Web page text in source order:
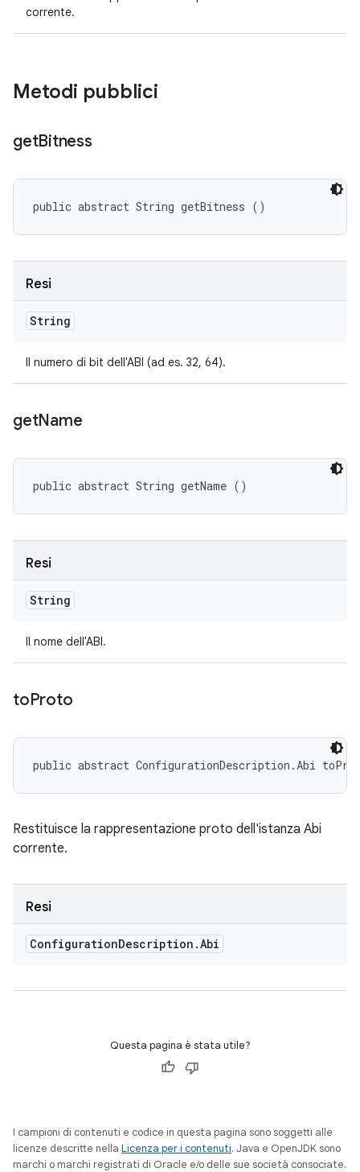
corrente.
Metodi pubblici
getBitness
public abstract String getBitness ()
Resi
String
Il numero di bit dell'ABI (ad es. 32, 64).
getName
public abstract String getName ()
Resi
String
Il nome dell'ABI.
toProto
public abstract ConfigurationDescription.Abi
Restituisce la rappresentazione proto dell'istanza Abi
corrente.
Resi
ConfigurationDescription .Abi
Questa pagina è stata utile?
I campioni di contenuti e codice in questa pagina sono soggetti alle
licenze descritte nella Licenza per i contenuti. Java e OpenJDK sono
marchi o marchi registrati di Oracle e/o delle sue società consociate.